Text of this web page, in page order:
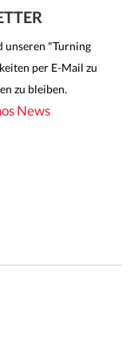
unseren "Turning
per E-Mail zu
zu bleiben.
News